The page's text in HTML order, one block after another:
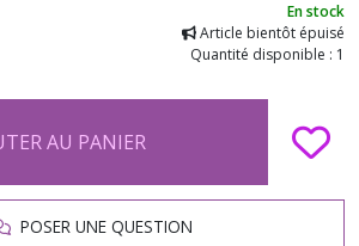
En stock
Article bientôt épuisé
Quantité disponible : 1
AU PANIER
POSER UNE QUESTION